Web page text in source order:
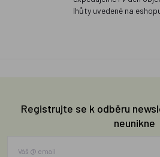
lhůty uvedené na
Registrujte se k odběru
neunikne